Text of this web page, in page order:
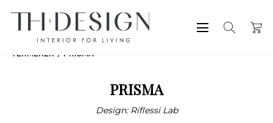
TERMÉKEK PRISMA
PRISMA
Design: Riflessi Lab